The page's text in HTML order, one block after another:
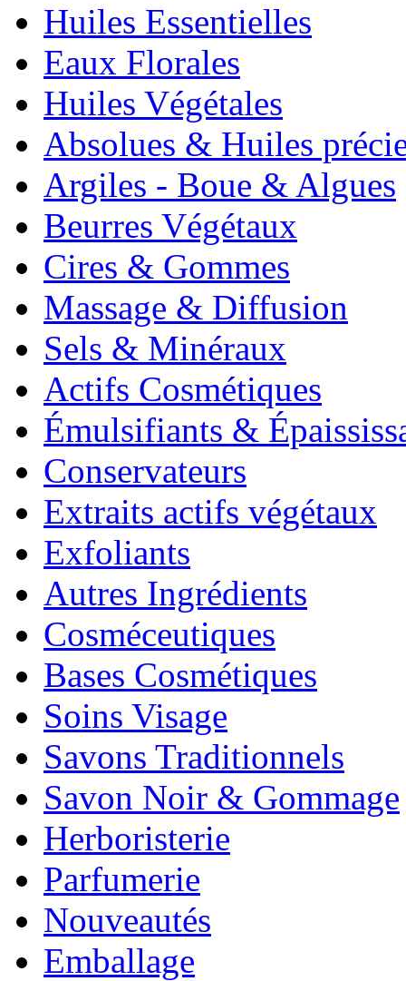
Huiles Essentielles
Eaux Florales
Huiles Végétales
Absolues & Huiles
Argiles - Boue & Algues
Beurres Végétaux
Cires & Gommes
Massage & Diffusion
Sels & Minéraux
Actifs Cosmétiques
Émulsifiants &
Conservateurs
Extraits actifs végétaux
Exfoliants
Autres Ingrédients
Cosméceutiques
Bases Cosmétiques
Soins Visage
Savons Traditionnels
Savon Noir & Gommage
Herboristerie
Parfumerie
Nouveautés
Emballage